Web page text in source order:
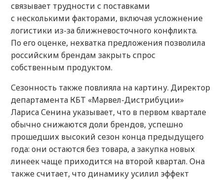
связывает трудности с поставками
с несколькими факторами, включая усложнение
логистики из-за ближневосточного конфликта.
По его оценке, нехватка предложения позволила
российским брендам закрыть спрос
собственным продуктом.
Сезонность также повлияла на картину. Директор
департамента КБТ «Марвел-Дистрибуции»
Лариса Сенина указывает, что в первом квартале
обычно снижаются доли брендов, успешно
прошедших высокий сезон конца предыдущего
года: они остаются без товара, а закупка новых
линеек чаще приходится на второй квартал. Она
также считает, что динамику усилил эффект